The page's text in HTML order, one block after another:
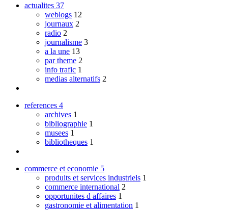
actualites 37
weblogs 12
journaux 2
radio 2
journalisme 3
a la une 13
par theme 2
info trafic 1
medias alternatifs 2
references 4
archives 1
bibliographie 1
musees 1
bibliotheques 1
commerce et economie 5
produits et services industriels 1
commerce international 2
opportunites d affaires 1
gastronomie et alimentation 1